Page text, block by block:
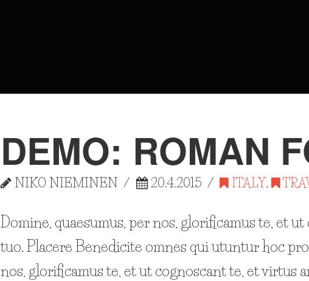
DEMO: ROMAN
NIKO NIEMINEN 20.4.2015 ITALY,
Domine, quaesumus, per nos, glorificamus te, et
tuo. Placere Benedicite omnes qui utuntur hoc
nos, glorificamus te, et ut cognoscant te, et virtus